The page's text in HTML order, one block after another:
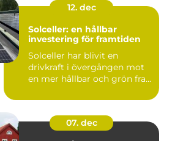
12. dec
Solceller: en hållbar
investering för framtiden
Solceller har blivit en
drivkraft i övergången mot
en mer hållbar och grön fra...
07. dec